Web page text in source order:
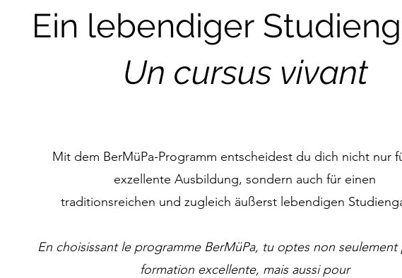
Ein lebendiger
Un cursus vivant
Mit dem BerMüPa-Programm entscheidest du dich nicht nur
exzellente Ausbildung, sondern auch für einen
traditionsreichen und zugleich äußerst lebendigen
En choisissant le programme BerMüPa, tu optes non
formation excellente, mais aussi pour